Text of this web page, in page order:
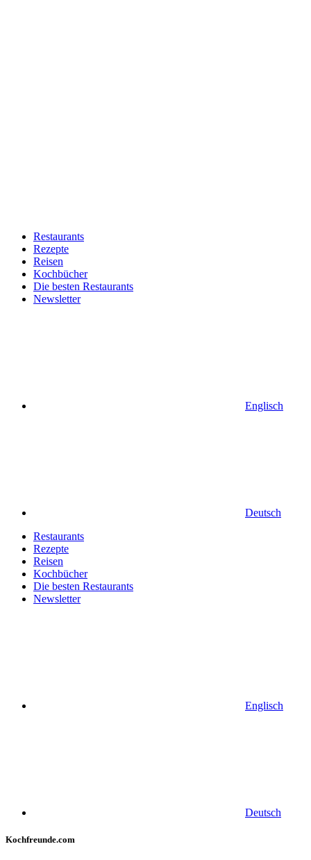
Restaurants
Rezepte
Reisen
Kochbücher
Die besten Restaurants
Newsletter
Englisch
Deutsch
Restaurants
Rezepte
Reisen
Kochbücher
Die besten Restaurants
Newsletter
Englisch
Deutsch
Kochfreunde.com